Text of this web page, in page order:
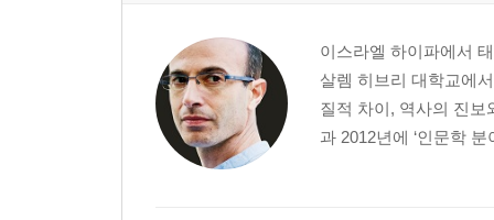
제3부 컴퓨터 정치
9 민주주의: 우리는 계속 대화할 수 있을까?
10 전체주의: 모든 권력을 알고리즘에게로?
이스라엘 하이파에서
살렘 히브리 대학교에
질적 차이, 역사의 진보
과 2012년에 ‘인문학